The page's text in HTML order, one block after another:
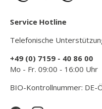
Service Hotline
Telefonische
+49 (0) 7159 - 40 86 00
Mo - Fr. 09:00 - 16:00 Uhr
BIO-Kontrollnummer: DE-